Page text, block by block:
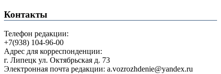
Контакты
Телефон редакции:
+7(938) 104-96-00
Адрес для корреспонденции:
г. Липецк ул. Октябрьская д. 73
Электронная почта редакции: a.vozrozhdenie@yandex.ru